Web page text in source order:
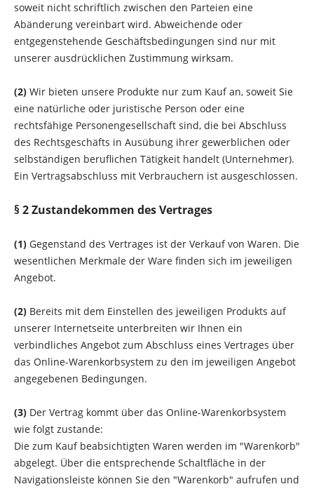
soweit nicht schriftlich zwischen den Parteien eine
Abänderung vereinbart wird. Abweichende oder
entgegenstehende Geschäftsbedingungen sind nur mit
unserer ausdrücklichen Zustimmung wirksam.
(2) Wir bieten unsere Produkte nur zum Kauf an, soweit Sie
eine natürliche oder juristische Person oder eine
rechtsfähige Personengesellschaft sind, die bei Abschluss
des Rechtsgeschäfts in Ausübung ihrer gewerblichen oder
selbständigen beruflichen Tätigkeit handelt (Unternehmer).
Ein Vertragsabschluss mit Verbrauchern ist ausgeschlossen.
§ 2 Zustandekommen des Vertrages
(1) Gegenstand des Vertrages ist der Verkauf von Waren. Die
wesentlichen Merkmale der Ware finden sich im jeweiligen
Angebot.
(2) Bereits mit dem Einstellen des jeweiligen Produkts auf
unserer Internetseite unterbreiten wir Ihnen ein
verbindliches Angebot zum Abschluss eines Vertrages über
das Online-Warenkorbsystem zu den im jeweiligen Angebot
angegebenen Bedingungen.
(3) Der Vertrag kommt über das Online-Warenkorbsystem
wie folgt zustande:
Die zum Kauf beabsichtigten Waren werden im "Warenkorb"
abgelegt. Über die entsprechende Schaltfläche in der
Navigationsleiste können Sie den "Warenkorb" aufrufen und